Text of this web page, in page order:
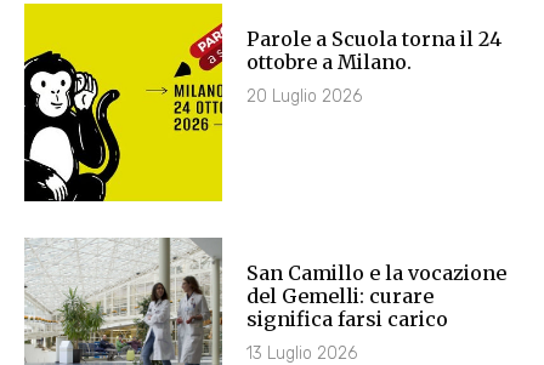
Parole a Scuola torna il 24
ottobre a Milano.
20 Luglio 2026
San Camillo e la vocazione
del Gemelli: curare
significa farsi carico
13 Luglio 2026